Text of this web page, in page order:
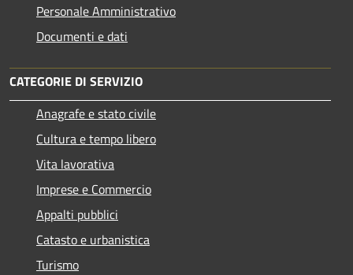
Personale Amministrativo
Documenti e dati
CATEGORIE DI SERVIZIO
Anagrafe e stato civile
Cultura e tempo libero
Vita lavorativa
Imprese e Commercio
Appalti pubblici
Catasto e urbanistica
Turismo